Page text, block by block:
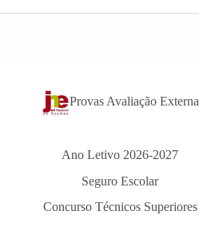
Provas Avaliação Externa
Ano Letivo 2026-2027
Seguro Escolar
Concurso Técnicos Superiores
Informações-Prova Provas de